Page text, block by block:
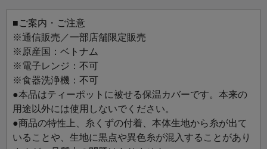
ちらりと見える内側は鮮やかなオレンジで、インテリアに
も馴染みやすく、合わせる茶器も選びません。お茶好きな
方への贈りものとしても喜ばれる、日常をさりげなく上質
にしてくれるアイテムです。
■ご案内・ご注意
※通信販売／一部店舗限定販売
※原産国：ベトナム
※電子レンジ：不可
※食器洗浄機：不可
●本品はティーポットに被せる保温カバーです。本来の
用途以外には使用しないでください。
●商品の特性上、糸くずの付着、本体生地から糸が出て
いることや、生地に黒点や異色糸が混入することがあり